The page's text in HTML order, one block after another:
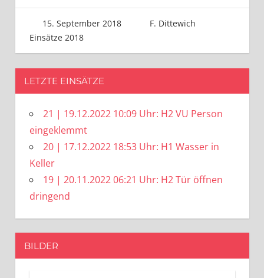
15. September 2018
F. Dittewich
Einsätze 2018
LETZTE EINSÄTZE
21 | 19.12.2022 10:09 Uhr: H2 VU Person
eingeklemmt
20 | 17.12.2022 18:53 Uhr: H1 Wasser in
Keller
19 | 20.11.2022 06:21 Uhr: H2 Tür öffnen
dringend
BILDER